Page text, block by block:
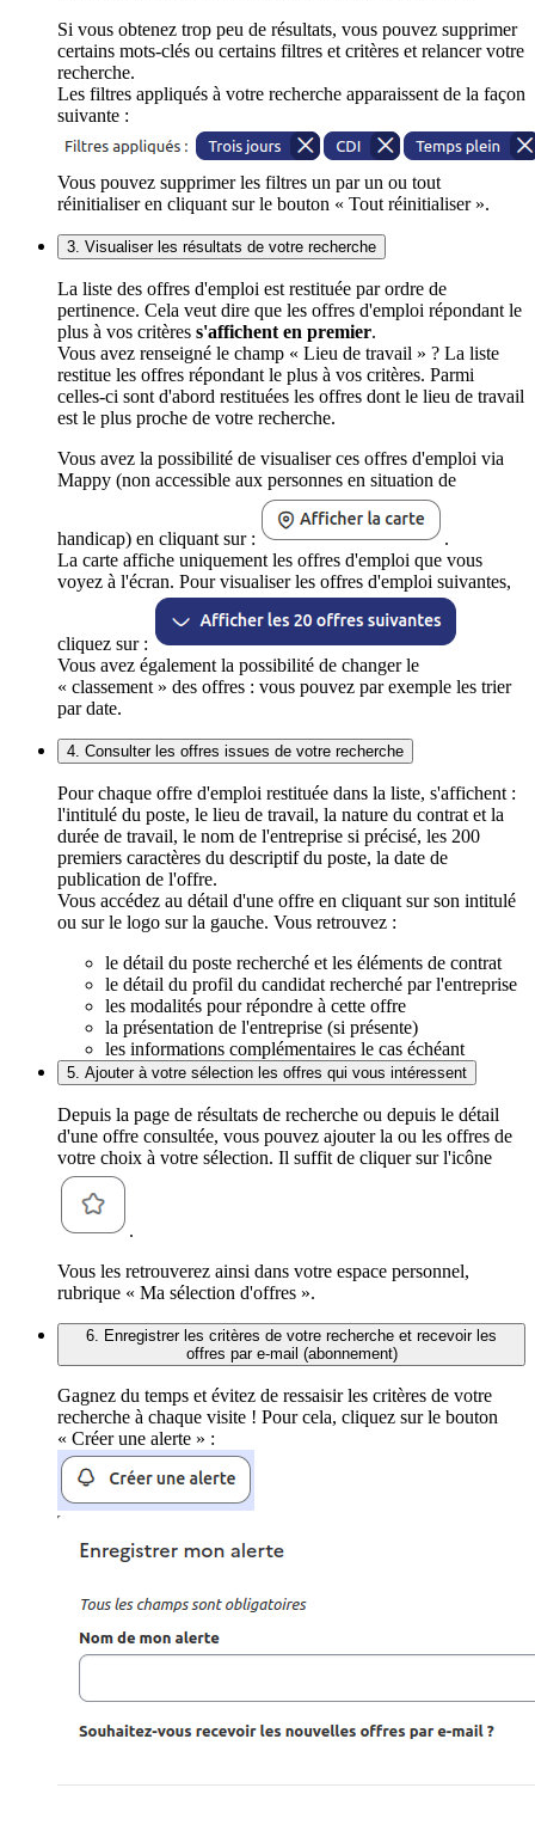
Si vous obtenez trop peu de résultats, vous pouvez supprimer
certains mots-clés ou certains filtres et critères et relancer votre
recherche.
Les filtres appliqués à votre recherche apparaissent de la façon
suivante :
Vous pouvez supprimer les filtres un par un ou tout
réinitialiser en cliquant sur le bouton « Tout réinitialiser ».
3. Visualiser les résultats de votre recherche
La liste des offres d'emploi est restituée par ordre de
pertinence. Cela veut dire que les offres d'emploi répondant le
plus à vos critères s'affichent en premier.
Vous avez renseigné le champ « Lieu de travail » ? La liste
restitue les offres répondant le plus à vos critères. Parmi
celles-ci sont d'abord restituées les offres dont le lieu de travail
est le plus proche de votre recherche.
Vous avez la possibilité de visualiser ces offres d'emploi via
Mappy (non accessible aux personnes en situation de
handicap) en cliquant sur :
.
La carte affiche uniquement les offres d'emploi que vous
voyez à l'écran. Pour visualiser les offres d'emploi suivantes,
cliquez sur :
Vous avez également la possibilité de changer le
« classement » des offres : vous pouvez par exemple les trier
par date.
4. Consulter les offres issues de votre recherche
Pour chaque offre d'emploi restituée dans la liste, s'affichent :
l'intitulé du poste, le lieu de travail, la nature du contrat et la
durée de travail, le nom de l'entreprise si précisé, les 200
premiers caractères du descriptif du poste, la date de
publication de l'offre.
Vous accédez au détail d'une offre en cliquant sur son intitulé
ou sur le logo sur la gauche. Vous retrouvez :
le détail du poste recherché et les éléments de contrat
le détail du profil du candidat recherché par l'entreprise
les modalités pour répondre à cette offre
la présentation de l'entreprise (si présente)
les informations complémentaires le cas échéant
5. Ajouter à votre sélection les offres qui vous intéressent
Depuis la page de résultats de recherche ou depuis le détail
d'une offre consultée, vous pouvez ajouter la ou les offres de
votre choix à votre sélection. Il suffit de cliquer sur l'icône
.
Vous les retrouverez ainsi dans votre espace personnel,
rubrique « Ma sélection d'offres ».
6. Enregistrer les critères de votre recherche et recevoir les
offres par e-mail (abonnement)
Gagnez du temps et évitez de ressaisir les critères de votre
recherche à chaque visite ! Pour cela, cliquez sur le bouton
« Créer une alerte » :